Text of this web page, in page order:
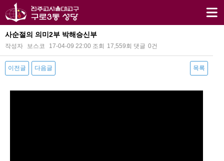
사순절의 의미2부 박해승신부
작성자 보스코 17-04-09 22:00 조회 17,559회 댓글 0건
이전글 다음글 목록
본문